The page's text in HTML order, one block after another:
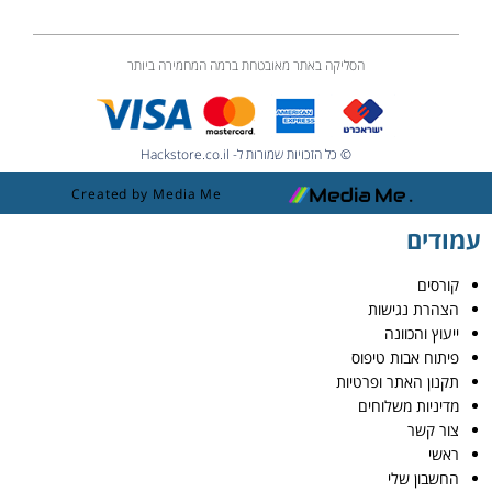
הסליקה באתר מאובטחת ברמה המחמירה ביותר
© כל הזכויות שמורות ל- Hackstore.co.il
Created by Media Me
עמודים
קורסים
הצהרת נגישות
ייעוץ והכוונה
פיתוח אבות טיפוס
תקנון האתר ופרטיות
מדיניות משלוחים
צור קשר
ראשי
החשבון שלי